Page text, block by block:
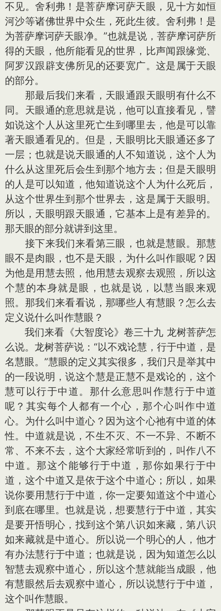
不见。舍利弗！是菩萨摩诃萨天眼，见十方如恒
河沙等诸佛世界中众生，死此生彼。舍利弗！是
为菩萨摩诃萨天眼净。”也就是说，菩萨摩诃萨所
得的天眼，他所能看见的世界，比声闻跟缘觉、
阿罗汉跟辟支佛所见的还要宽广。这是属于天眼
的部分。
那最后我们来看，天眼通跟天眼明有什么不
同。天眼通的意思就是说，他可以直接看见，譬
如说这个人从这里死亡生到哪里去，他是可以靠
著天眼通看见的。但是，天眼明比天眼通还多了
一层；也就是说天眼通的人不知道说，这个人为
什么从这里死后会生到那个地方去；但是天眼明
的人是可以知道，他知道说这个人为什么死后，
从这个世界生到那个世界去，这是属于天眼明。
所以，天眼明跟天眼通，它基本上是有差异的。
那天眼的部分就讲到这里。
接下来我们来看第三眼，也就是慧眼。那慧
眼不是肉眼，也不是天眼，为什么叫作眼呢？因
为他是用慧去照，他用慧去观察去观照，所以这
个慧的本身就是眼，也就是说，以慧当眼来观
照。那我们来看看说，那哪些人有慧眼？怎么去
定义说什么叫作慧眼？
我们来看《大智度论》卷三十九 龙树菩萨怎
么说。龙树菩萨说：“以不戏论慧，行于中道，是
名慧眼。”慧眼的定义其实很多，我们只是举其中
的一段说明，说这个慧是正慧不是戏论的，这个
慧可以行于中道。那什么意思叫作慧行于中道
呢？其实每个人都有一个心，那个心叫作中道
心。为什么叫中道心？因为这个心祂有中道的体
性。中道就是说，不生不灭、不一不异、不断不
常、不来不去，这个大家经常听到的，叫作八不
中道。那这个能够行于中道，那你如果行于中
道，这个中道又是依于这个中道心；所以，如果
说你要用慧行于中道，你一定要知道这个中道心
到底在哪里。也就是说，想要慧行于中道，其实
是要开悟明心，找到这个第八识如来藏，第八识
如来藏就是中道心。所以说一个明心的人，他才
有办法慧行于中道；也就是说，因为知道怎么以
智慧去观察中道心，所以这个慧就能当成眼，他
有慧眼然后去观察中道心，所以说慧行于中道，
这个叫作慧眼。